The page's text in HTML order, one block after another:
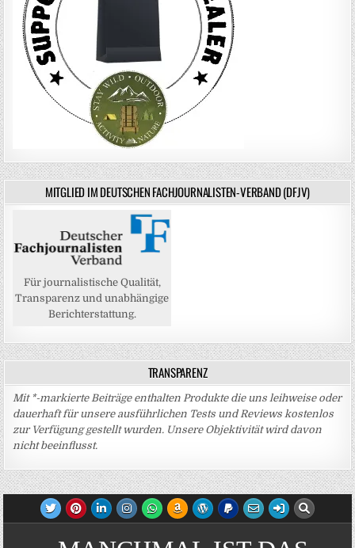
MITGLIED IM DEUTSCHEN FACHJOURNALISTEN-VERBAND (DFJV)
Für journalistische Qualität,
Transparenz und unabhängige
Berichterstattung.
TRANSPARENZ
Mit *-markierte Beiträge enthalten Produkte die uns leihweise oder
dauerhaft für unsere ausführlichen Tests und Reviews kostenlos
zur Verfügung gestellt wurden. Unsere Objektivität wird davon
nicht beeinflusst.